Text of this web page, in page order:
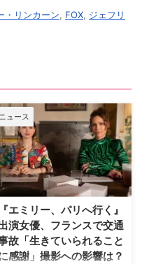
・リンカーン FOX ジェフリ
ニュース
『エミリー、パリへ行く』
演女優、フランスで交通
故「生きていられること
感謝」撮影への影響は？